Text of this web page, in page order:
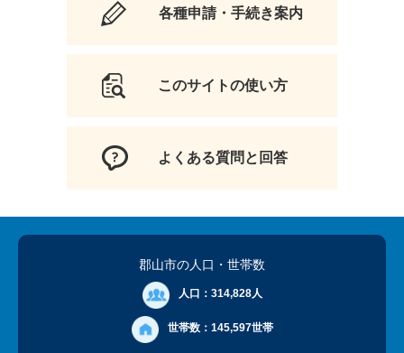
各種申請・手続き案内
このサイトの使い方
よくある質問と回答
郡山市の人口 ・世帯数
人口： 314,828人
世帯数： 145,597世帯